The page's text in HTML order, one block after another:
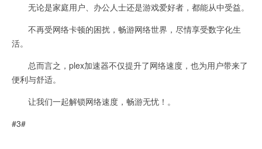
无论是家庭用户、办公人士还是游戏爱好者，都能从中受益。
不再受网络卡顿的困扰，畅游网络世界，尽情享受数字化生
活。
总而言之，plex加速器不仅提升了网络速度，也为用户带来了
便利与舒适。
让我们一起解锁网络速度，畅游无忧！。
#3#